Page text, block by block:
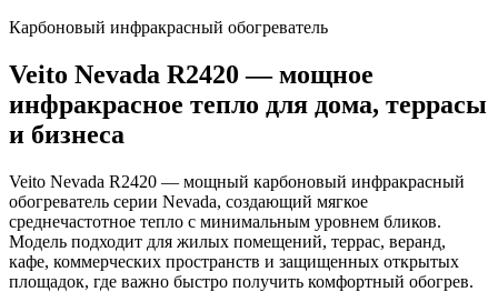
Карбоновый инфракрасный обогреватель
Veito Nevada R2420 — мощное
инфракрасное тепло для дома, террасы
и бизнеса
Veito Nevada R2420 — мощный карбоновый инфракрасный
обогреватель серии Nevada, создающий мягкое
среднечастотное тепло с минимальным уровнем бликов.
Модель подходит для жилых помещений, террас, веранд,
кафе, коммерческих пространств и защищенных открытых
площадок, где важно быстро получить комфортный обогрев.